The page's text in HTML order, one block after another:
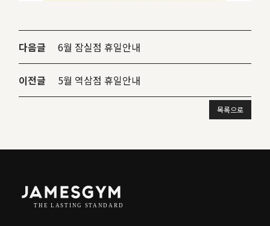
다음글 6월 잠실점 휴일안내
이전글 5월 역삼점 휴일안내
목록으로